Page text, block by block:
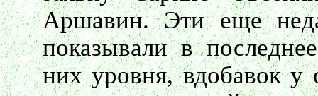
Аршавин. Эти еще
показывали в
них уровня, вдобавок у